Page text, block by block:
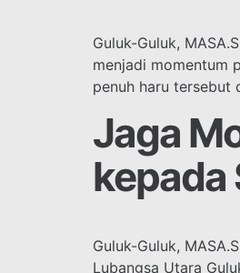
Guluk-Guluk,
menjadi momentum
penuh haru tersebut
Jaga
kepada
Guluk-Guluk,
Lubangsa Utara